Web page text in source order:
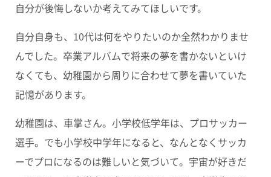
自分が後悔しないか考えてみてほしいです。
自分自身も、10代は何をやりたいのか全然わかりませ
んでした。卒業アルバムで将来の夢を書かないといけ
なくても、幼稚園から周りに合わせて夢を書いていた
記憶があります。
幼稚園は、車掌さん。小学校低学年は、プロサッカー
選手。でも小学校中学年になると、なんとなくサッカ
ーでプロになるのは難しいと気づいて。宇宙が好きだ